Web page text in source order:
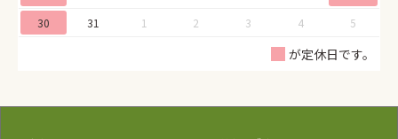
30
31 1 2 3 4 5
が定休日です。